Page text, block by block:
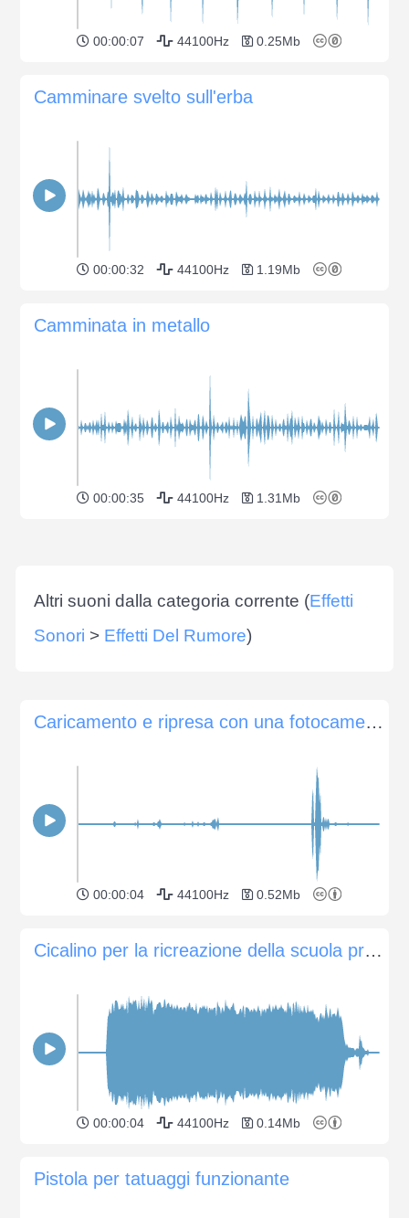
00:00:07 44100Hz 0.25Mb
Camminare svelto sull'erba
00:00:32 44100Hz 1.19Mb
Camminata in metallo
00:00:35 44100Hz 1.31Mb
Altri suoni dalla categoria corrente (Effetti
Sonori > Effetti Del Rumore)
Caricamento e ripresa con una fotocamera Nikon FM2 del 1982
00:00:04 44100Hz 0.52Mb
Cicalino per la ricreazione della scuola primaria
00:00:04 44100Hz 0.14Mb
Pistola per tatuaggi funzionante